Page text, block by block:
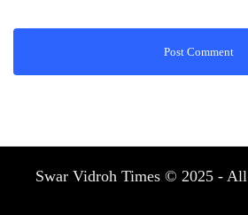
Swar Vidroh Times © 2025 - All